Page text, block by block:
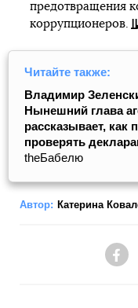
предотвращения
коррупционеров.
Читайте также:
Владимир
Нынешний глава
рассказывает, как
проверять
theБабелю
Автор: Катерина